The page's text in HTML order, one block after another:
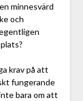
minnesvärd
och
krav på att
fungerande
bara om att